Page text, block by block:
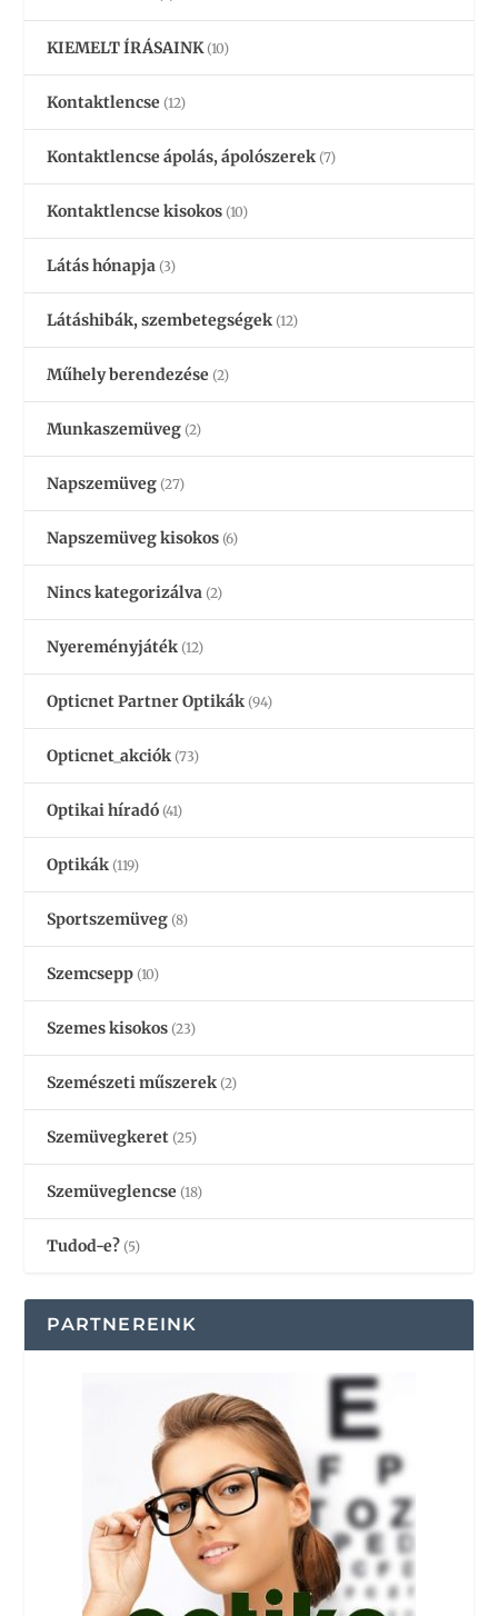
KIEMELT ÍRÁSAINK(10)
Kontaktlencse (12)
Kontaktlencse ápolás, ápolószerek (7)
Kontaktlencse kisokos (10)
Látás hónapja (3)
Látáshibák, szembetegségek (12)
Műhely berendezése (2)
Munkaszemüveg (2)
Napszemüveg (27)
Napszemüveg kisokos (6)
Nincs kategorizálva (2)
Nyereményjáték (12)
Opticnet Partner Optikák (94)
Opticnet_akciók (73)
Optikai híradó (41)
Optikák (119)
Sportszemüveg (8)
Szemcsepp (10)
Szemes kisokos (23)
Szemészeti műszerek (2)
Szemüvegkeret (25)
Szemüveglencse (18)
Tudod-e? (5)
PARTNEREINK